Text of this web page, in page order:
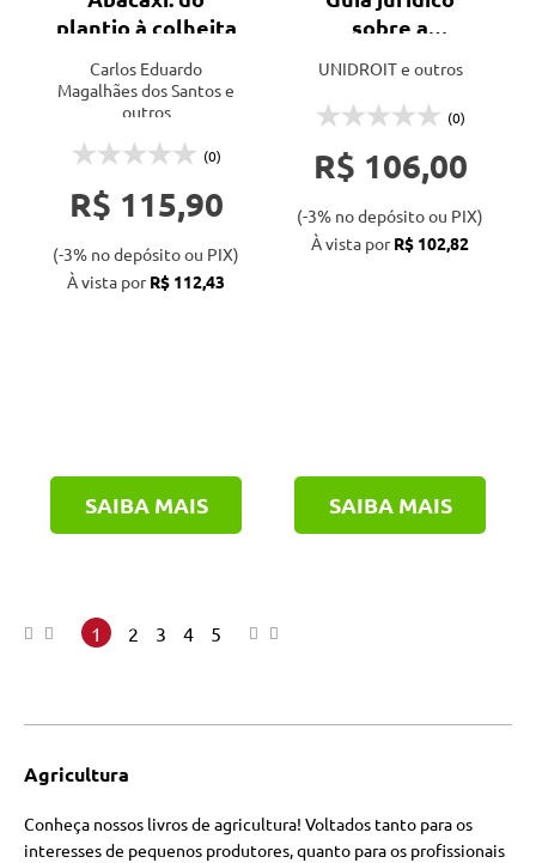
plantio à colheita
Carlos Eduardo
Magalhães dos Santos e
outros
(0)
R$ 115,90
(-3% no depósito ou PIX)
À vista porR$ 112,43
SAIBA MAIS
sobre a
contratual
UNIDROIT e outros
(0)
R$ 106,00
(-3% no depósito ou PIX)
À vista porR$ 102,82
SAIBA MAIS
1 2 3 4 5
Agricultura
Conheça nossos livros de agricultura! Voltados tanto para os
interesses de pequenos produtores, quanto para os profissionais